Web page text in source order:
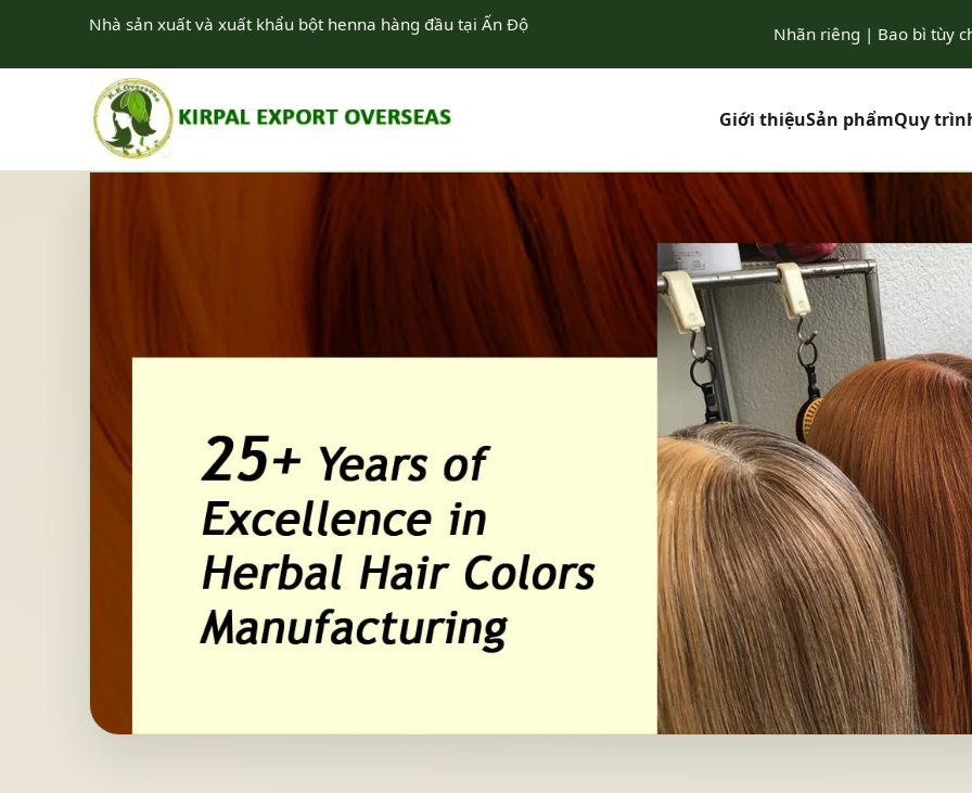
Nhà sản xuất và xuất khẩu bột henna hàng đầu tại Ấn Độ Nhãn riêng | Bao bì tùy
Giới thiệuSản phẩmQuy